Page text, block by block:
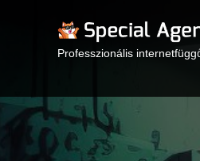
Professzionális